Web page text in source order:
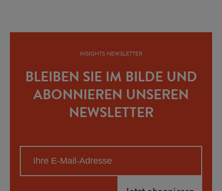
INSIGHTS NEWSLETTER
BLEIBEN SIE IM BILDE UND
ABONNIEREN UNSEREN
NEWSLETTER